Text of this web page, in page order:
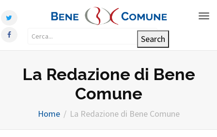
La Redazione di Bene
Comune
Home La Redazione di Bene Comune